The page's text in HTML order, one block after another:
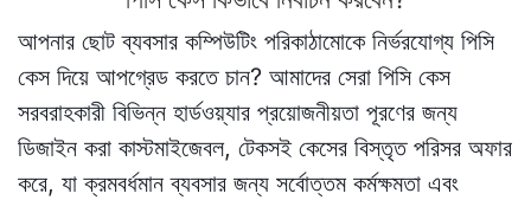
আপনার ছোট ব্যবসার কম্পিউটিং পরিকাঠামোকে নির্ভরযোগ্য পিসি
কেস দিয়ে আপগ্রেড করতে চান? আমাদের সেরা পিসি কেস
সরবরাহকারী বিভিন্ন হার্ডওয়্যার প্রয়োজনীয়তা পূরণের জন্য
ডিজাইন করা কাস্টমাইজেবল, টেকসই কেসের বিস্তৃত পরিসর অফার
করে, যা ক্রমবর্ধমান ব্যবসার জন্য সর্বোত্তম কর্মক্ষমতা এবং